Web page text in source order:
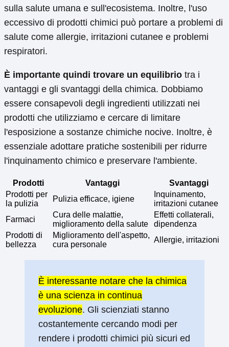
sulla salute umana e sull'ecosistema. Inoltre, l'uso
eccessivo di prodotti chimici può portare a problemi di
salute come allergie, irritazioni cutanee e problemi
respiratori.
È importante quindi trovare un equilibrio tra i
vantaggi e gli svantaggi della chimica. Dobbiamo
essere consapevoli degli ingredienti utilizzati nei
prodotti che utilizziamo e cercare di limitare
l'esposizione a sostanze chimiche nocive. Inoltre, è
essenziale adottare pratiche sostenibili per ridurre
l'inquinamento chimico e preservare l'ambiente.
Prodotti Vantaggi
Svantaggi
Prodotti per
la pulizia
Pulizia efficace, igiene
Inquinamento,
irritazioni cutanee
Farmaci
Cura delle malattie,
miglioramento della salute
Effetti collaterali,
dipendenza
Prodotti di
bellezza
Miglioramento dell'aspetto,
cura personale
Allergie, irritazioni
È interessante notare che la chimica
è una scienza in continua
evoluzione. Gli scienziati stanno
costantemente cercando modi per
rendere i prodotti chimici più sicuri ed